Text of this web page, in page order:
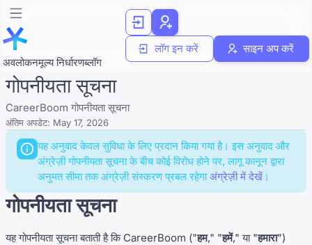
अवलोकनमूल्य निर्धारणब्लॉग
लॉग इन करें साइन अप करें
गोपनीयता सूचना
CareerBoom गोपनीयता सूचना
अंतिम अपडेट: May 17, 2026
यह अनुवाद केवल सुविधा के लिए प्रदान किया गया है। इस अनुवाद और
अंग्रेज़ी गोपनीयता सूचना के बीच कोई विरोध होने पर, लागू कानून द्वारा
अनुमत सीमा तक अंग्रेज़ी संस्करण प्रबल रहेगा अंग्रेज़ी में देखें ।
गोपनीयता सूचना
यह गोपनीयता सूचना बताती है कि CareerBoom ("हम," "हमें," या "हमारा")